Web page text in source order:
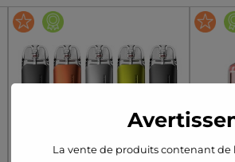
La vente de produits contenant